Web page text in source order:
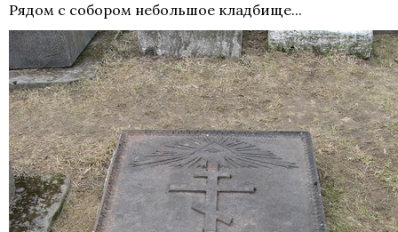
Рядом с собором небольшое кладбище...